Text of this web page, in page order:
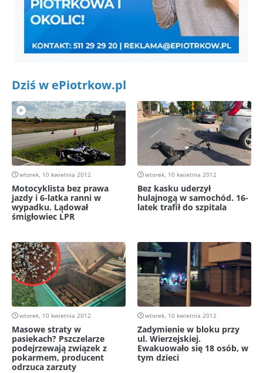
Dziś w ePiotrkow.pl
wtorek, 10 kwietnia 2012
Motocyklista bez prawa
jazdy i 6-latka ranni w
wypadku. Lądował
śmigłowiec LPR
wtorek, 10 kwietnia 2012
Bez kasku uderzył
hulajnogą w samochód. 16-
latek trafił do szpitala
wtorek, 10 kwietnia 2012
Masowe straty w
pasiekach? Pszczelarze
podejrzewają związek z
pokarmem, producent
odrzuca zarzuty
wtorek, 10 kwietnia 2012
Zadymienie w bloku przy
ul. Wierzejskiej.
Ewakuowało się 18 osób, w
tym dzieci